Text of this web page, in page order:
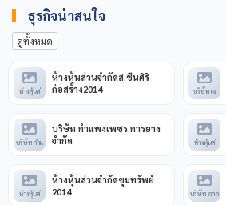
ธุรกิจน่าสนใจ
ดูทั้งหมด
ห้างหุ้นส่
ห้างหุ้นส่วนจำกัดส.ชื่นศิริ
ก่อสร้าง2014
บริษัท เจ
บริษัท กำแ
บริษัท กำแพงเพชร การยาง
จำกัด
ห้างหุ้นส่
ห้างหุ้นส่
ห้างหุ้นส่วนจำกัดขุมทรัพย์
2014
บริษัท ภาภ